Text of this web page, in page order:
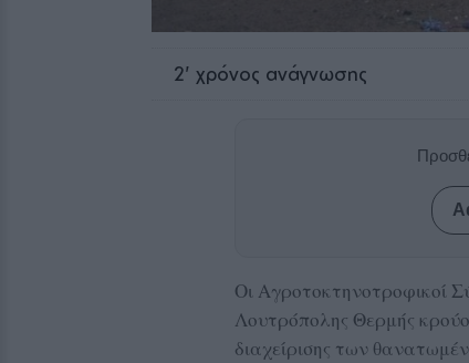
2' χρόνος ανάγνωσης
Οι Αγροτοκτηνοτροφικοί
Λουτρόπολης Θερμής
διαχείρισης των